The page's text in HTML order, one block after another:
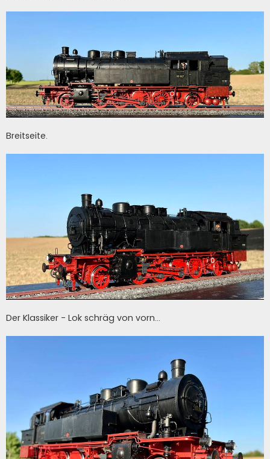
Breitseite.
Der Klassiker - Lok schräg von vorn...